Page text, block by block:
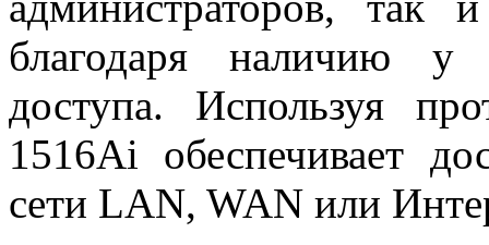
благодаря наличию у
доступа. Используя
1516Ai обеспечивает
сети LAN, WAN или